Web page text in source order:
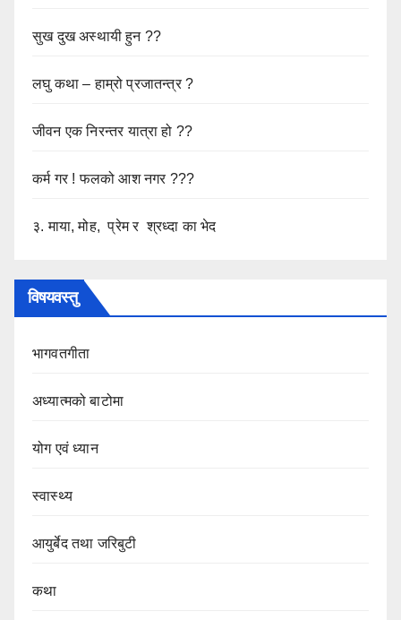
सुख दुख अस्थायी हुन ??
लघु कथा – हाम्रो प्रजातन्त्र ?
जीवन एक निरन्तर यात्रा हो ??
कर्म गर ! फलको आश नगर ???
३. माया, मोह, प्रेम र श्रध्दा का भेद
विषयवस्तु
भागवतगीता
अध्यात्मको बाटोमा
योग एवं ध्यान
स्वास्थ्य
आयुर्बेद तथा जरिबुटी
कथा